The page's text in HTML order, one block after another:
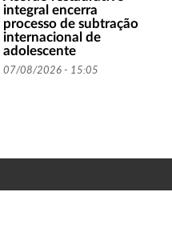
integral encerra
processo de subtração
internacional de
adolescente
07/08/2026 - 15:05